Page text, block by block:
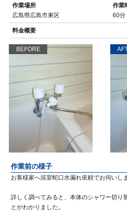
作業場所
広島県広島市東区
作業
60分
料金概要
BEFORE
作業前の様子
お客様家へ浴室蛇口水漏れ依頼でお伺いし
詳しく調べてみると、本体のシャワー切り
とがわかりました。